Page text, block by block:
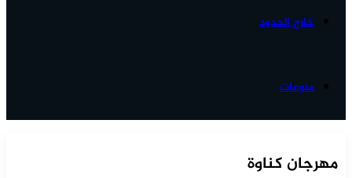
خارج الحدود
منوعات
مهرجان كناوة